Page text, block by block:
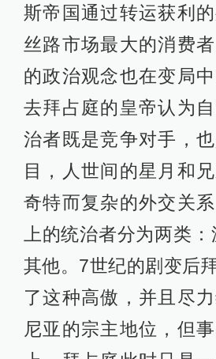
斯帝国通过转运获利
丝路市场最大的消费
的政治观念也在变局
去拜占庭的皇帝认为
治者既是竞争对手，
目，人世间的星月和
奇特而复杂的外交关
上的统治者分为两类：
其他。7世纪的剧变后
了这种高傲，并且尽
尼亚的宗主地位，但